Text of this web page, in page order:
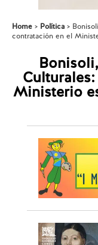
Home Política
contratación en el
Ministerio